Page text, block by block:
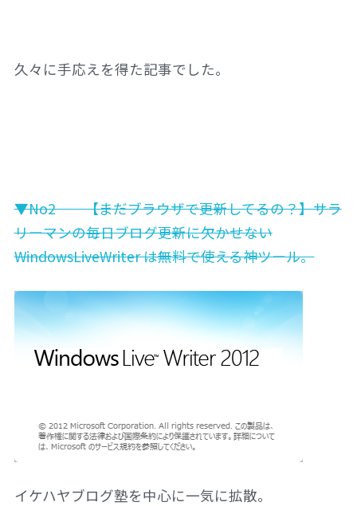
久々に手応えを得た記事でした。
▼No2 【まだブラウザで更新してるの？】サラ
リーマンの毎日ブログ更新に欠かせない
WindowsLiveWriter は無料で使える神ツール。
イケハヤブログ塾を中心に一気に拡散。